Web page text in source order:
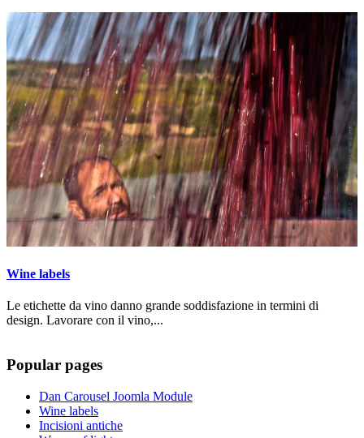
Wine labels
Le etichette da vino danno grande soddisfazione in termini di
design. Lavorare con il vino,...
Popular pages
Dan Carousel Joomla Module
Wine labels
Incisioni antiche